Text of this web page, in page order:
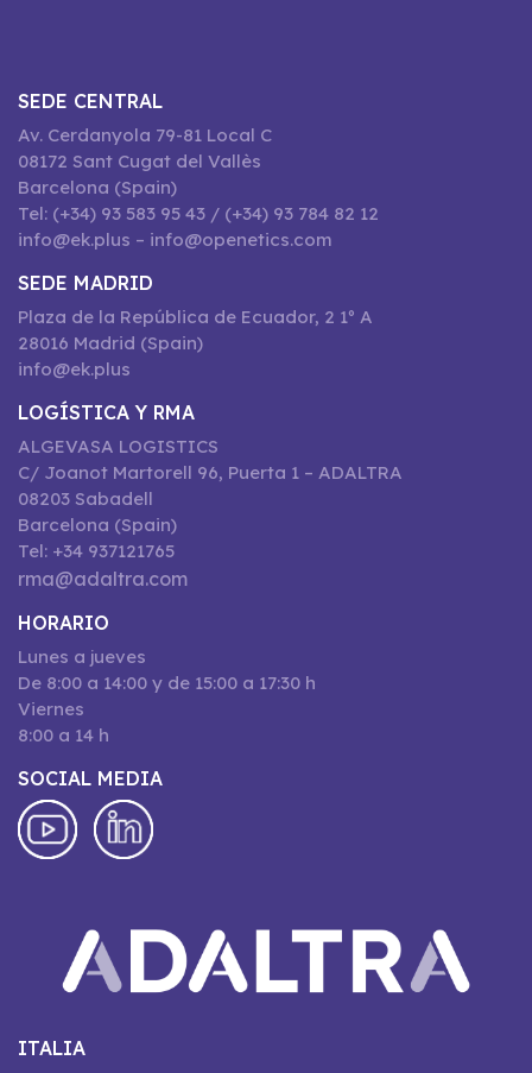
SEDE CENTRAL
Av. Cerdanyola 79-81 Local C
08172 Sant Cugat del Vallès
Barcelona (Spain)
Tel: (+34) 93 583 95 43 / (+34) 93 784 82 12
info@ek.plus – info@openetics.com
SEDE MADRID
Plaza de la República de Ecuador, 2 1º A
28016 Madrid (Spain)
info@ek.plus
LOGÍSTICA Y RMA
ALGEVASA LOGISTICS
C/ Joanot Martorell 96, Puerta 1 – ADALTRA
08203 Sabadell
Barcelona (Spain)
Tel: +34 937121765
rma@adaltra.com
HORARIO
Lunes a jueves
De 8:00 a 14:00 y de 15:00 a 17:30 h
Viernes
8:00 a 14 h
SOCIAL MEDIA
ITALIA